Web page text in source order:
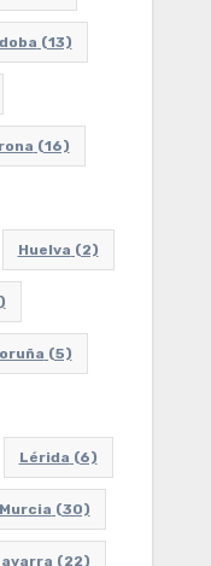
(13)
(16)
Huelva (2)
(5)
Lérida (6)
Murcia (30)
(22)